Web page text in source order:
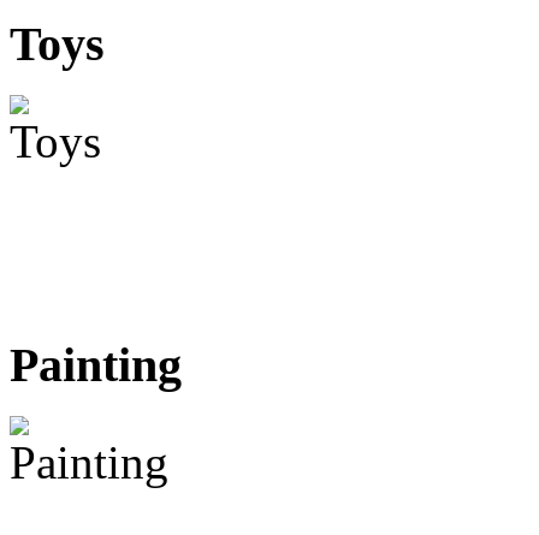
Toys
Painting